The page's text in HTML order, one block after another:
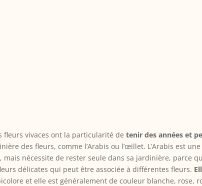
fleurs vivaces ont la particularité de tenir des années et
des fleurs, comme l’Arabis ou l’œillet. L’Arabis est
nécessite de rester seule dans sa jardinière, parce
délicates qui peut être associée à différentes fleurs.
et elle est généralement de couleur blanche, rose,